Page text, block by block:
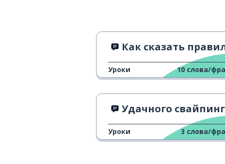
Как сказать правильно "Vögeln vs
Уроки 10 слова/
Удачного
Уроки 3 слова/